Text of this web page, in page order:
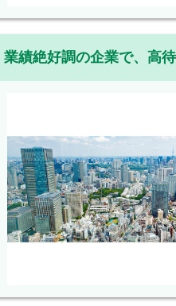
業績絶好調の企業で、高